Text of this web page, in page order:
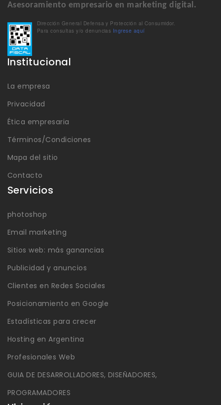
Asesoramiento empresario en marketing digital.
Dirección General Defensa y Protección al Consumidor.
Para consultas y/o denuncias Ingrese aquí
Institucional
La empresa
Privacidad
Ética empresaria
Términos/Condiciones
Mapa del sitio
Contacto
Servicios
photoshop
Email marketing
Sitios web: más ganancias
Publicidad y anuncios
Clientes en Redes Sociales
Posicionamiento en Google
Estadísticas para crecer
Hosting en Argentina
Profesionales Web
GUIA DE DESARROLLADORES, DISEÑADORES,
PROGRAMADORES